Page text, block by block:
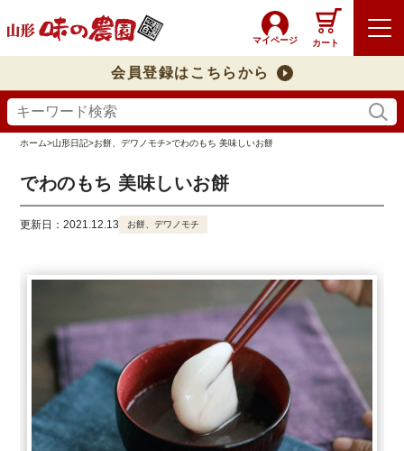
マイページ カート
会員登録はこちらから
ホーム>山形日記>お餅、デワノモチ>でわのもち 美味しいお餅
でわのもち 美味しいお餅
更新日：2021.12.13 お餅、デワノモチ